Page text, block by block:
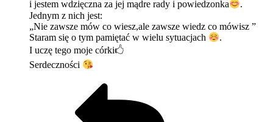
i jestem wdzięczna za jej mądre rady i powiedzonka
.
Jednym z nich jest:
„Nie zawsze mów co wiesz,ale zawsze wiedz co mówisz ”
Staram się o tym pamiętać w wielu sytuacjach
.
I uczę tego moje córki🖒
Serdeczności